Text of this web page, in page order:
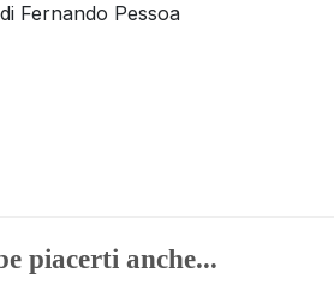
Fernando Pessoa
piacerti anche...